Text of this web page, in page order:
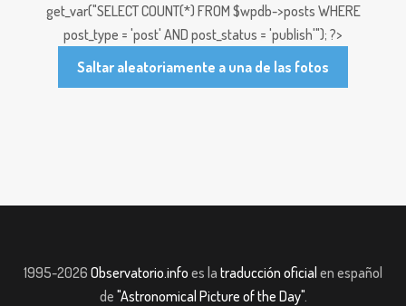
get_var("SELECT COUNT(*) FROM $wpdb->posts WHERE
post_type = 'post' AND post_status = 'publish'"); ?>
Saltar aleatoriamente a una de las fotos
1995-2026 Observatorio.info es la traducción oficial en español
de "Astronomical Picture of the Day".